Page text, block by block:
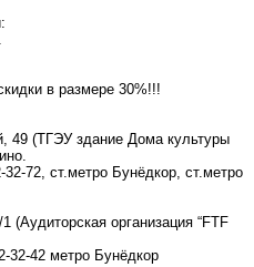
в размере 30%!!!
49 (ТГЭУ здание Дома культуры
72, ст.метро Бунёдкор, ст.метро
(Аудиторская организация “FTF
32-42 метро Бунёдкор